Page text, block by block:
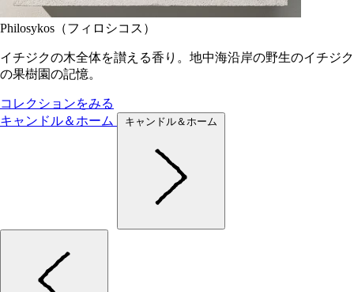
Philosykos（フィロシコス）
イチジクの木全体を讃える香り。地中海沿岸の野生のイチジク
の果樹園の記憶。
コレクションをみる
キャンドル＆ホーム
キャンドル＆ホーム